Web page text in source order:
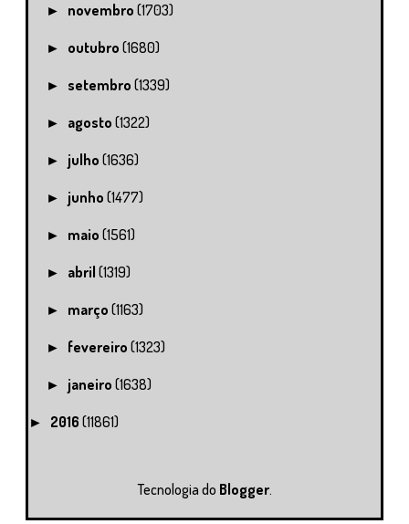
► novembro(1703)
► outubro(1680)
► setembro(1339)
► agosto(1322)
► julho(1636)
► junho(1477)
► maio(1561)
► abril(1319)
► março(1163)
► fevereiro(1323)
► janeiro(1638)
► 2016 (11861)
Tecnologia do Blogger.